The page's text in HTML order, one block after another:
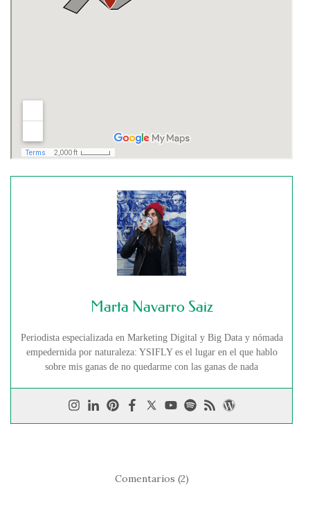
Marta Navarro Saiz
Periodista especializada en Marketing Digital y Big Data y nómada
empedernida por naturaleza: YSIFLY es el lugar en el que hablo
sobre mis ganas de no quedarme con las ganas de nada
Comentarios (2)